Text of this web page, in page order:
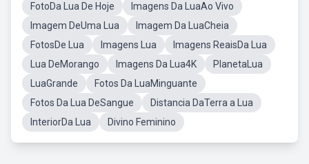
FotoDa Lua De Hoje
Imagens Da LuaAo Vivo
Imagem DeUma Lua
Imagem Da LuaCheia
FotosDe Lua
Imagens Lua
Imagens ReaisDa Lua
Lua DeMorango
Imagens Da Lua4K
PlanetaLua
LuaGrande
Fotos Da LuaMinguante
Fotos Da Lua DeSangue
Distancia DaTerra a Lua
InteriorDa Lua
Divino Feminino